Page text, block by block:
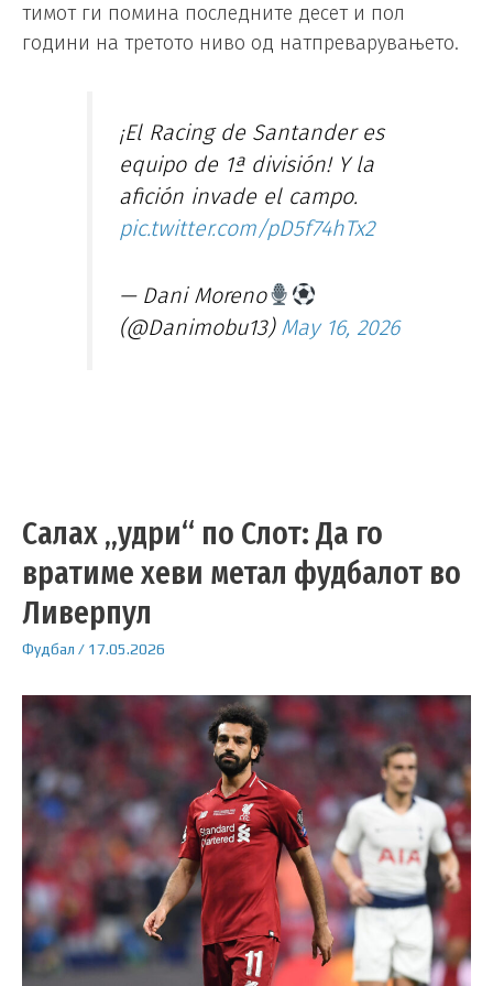
тимот ги помина последните десет и пол
години на третото ниво од натпреварувањето.
¡El Racing de Santander es
equipo de 1ª división! Y la
afición invade el campo.
pic.twitter.com/pD5f74hTx2
— Dani Moreno
(@Danimobu13) May 16, 2026
Салах „удри“ по Слот: Да го
вратиме хеви метал фудбалот во
Ливерпул
Фудбал / 17.05.2026